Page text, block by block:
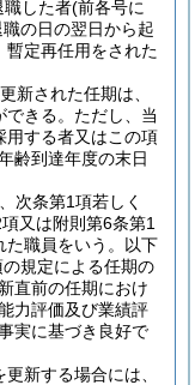
職した者(前各号に
の日の翌日から起
定再任用をされた
新された任期は、
きる。 ただし、当
用する者又はこの項
齢到達年度の末日
次条第1項若しく
又は附則第6条第1
た職員をいう。以下
規定による任期の
直前の任期におけ
力評価及び業績評
実に基づき良好で
新する場合には、